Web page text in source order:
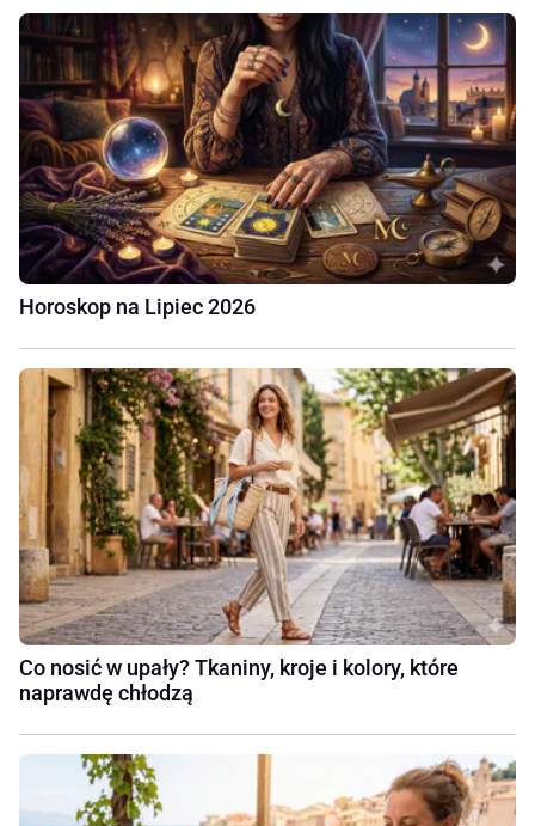
Horoskop na Lipiec 2026
Co nosić w upały? Tkaniny, kroje i kolory, które
naprawdę chłodzą